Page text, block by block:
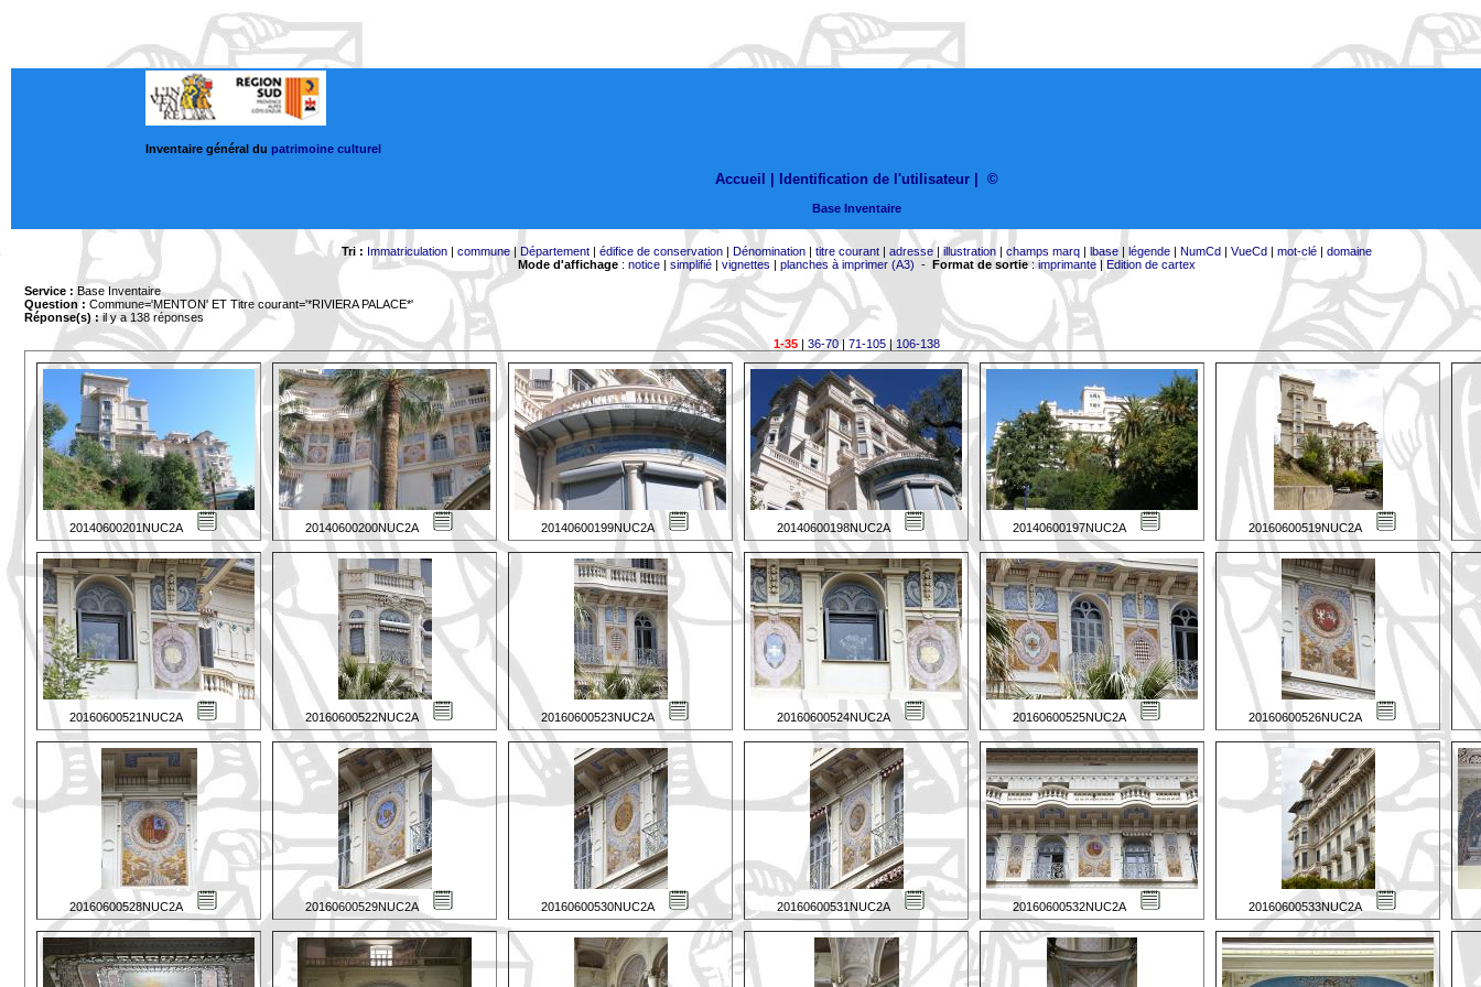
Inventaire général du patrimoine culturel
Accueil | Identification de l'utilisateur ©
Base Inventaire
Tri : Immatriculation| commune| Département| édifice de conservation| Dénomination| titre courant| adresse|illustration| champs marq| lbase| légende| NumCd| VueCd| mot-clé| domaine
Mode d'affichage: notice| simplifié| vignettes | planches à imprimer (A3) - Format de sortie:imprimante| Edition de cartex
Service : Base Inventaire
Question : Commune='MENTON' ET Titre courant='*RIVIERA PALACE*'
Réponse(s) :il y a 138 réponses
1-35| 36-70| 71-105|106-138
20140600201NUC2A 20140600200NUC2A 20140600199NUC2A 20140600198NUC2A 20140600197NUC2A 20160600519NUC2A
20160600521NUC2A 20160600522NUC2A 20160600523NUC2A 20160600524NUC2A 20160600525NUC2A 20160600526NUC2A
20160600528NUC2A 20160600529NUC2A 20160600530NUC2A 20160600531NUC2A 20160600532NUC2A 20160600533NUC2A